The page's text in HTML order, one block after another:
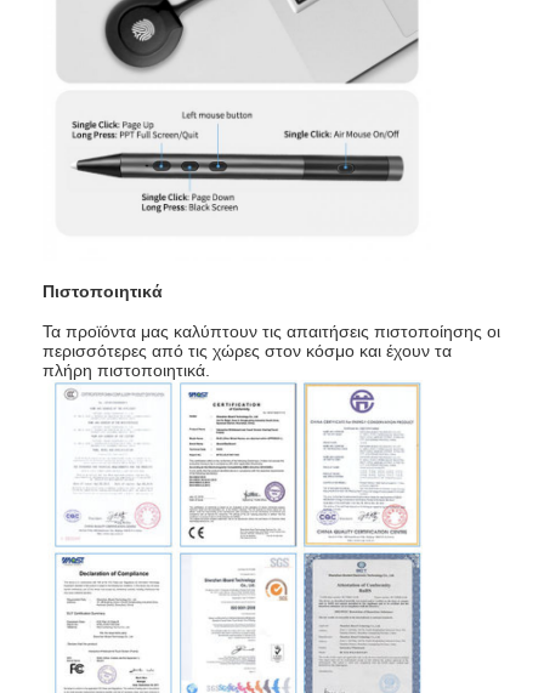
Πιστοποιητικά
Τα προϊόντα μας καλύπτουν τις απαιτήσεις πιστοποίησης οι
περισσότερες από τις χώρες στον κόσμο και έχουν τα
πλήρη πιστοποιητικά.